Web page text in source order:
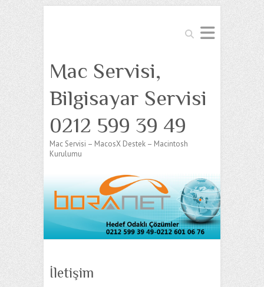
Search
Mac Servisi,
Bilgisayar Servisi
0212 599 39 49
Mac Servisi – MacosX Destek – Macintosh
Kurulumu
İletişim